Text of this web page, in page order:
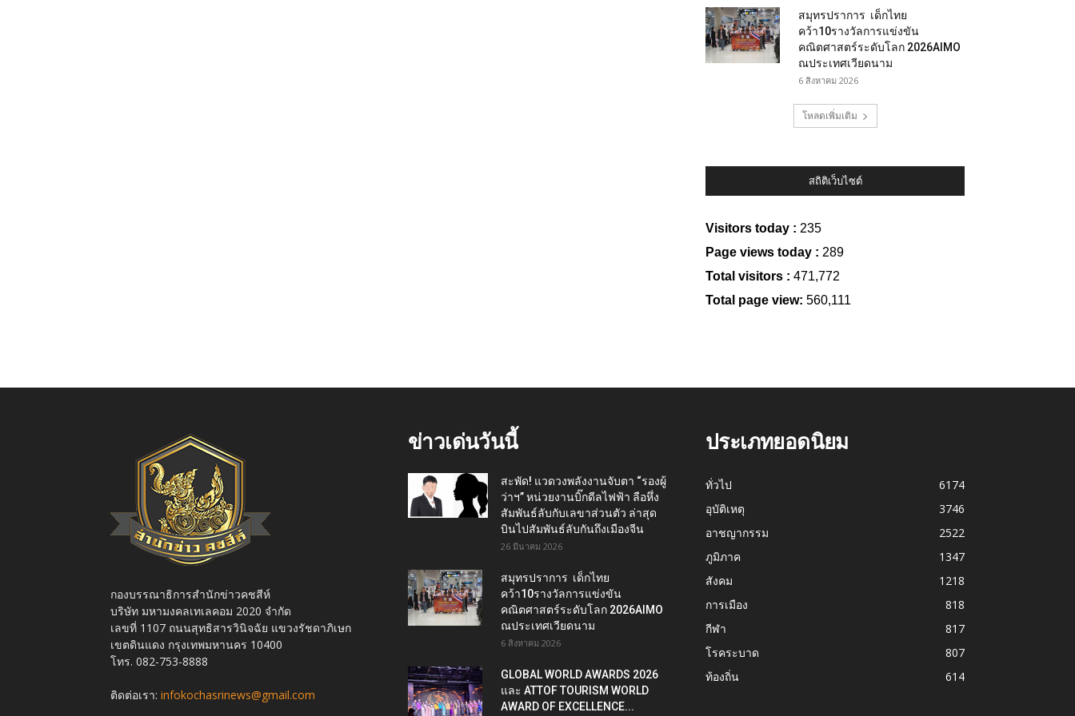
สมุทรปราการ เด็กไทย
คว้า10รางวัลการแข่งขัน
คณิตศาสตร์ระดับโลก 2026AIMO
ณประเทศเวียดนาม
6 สิงหาคม 2026
โหลดเพิ่มเติม
สถิติเว็บไซต์
Visitors today : 235
Page views today : 289
Total visitors : 471,772
Total page view: 560,111
กองบรรณาธิการสำนักข่าวคชสีห์
บริษัท มหามงคลเทเลคอม 2020 จำกัด
เลขที่ 1107 ถนนสุทธิสารวินิจฉัย แขวงรัชดาภิเษก
เขตดินแดง กรุงเทพมหานคร 10400
โทร. 082-753-8888
ติดต่อเรา: infokochasrinews@gmail.com
ข่าวเด่นวันนี้
สะพัด! แวดวงพลังงานจับตา “รองผู้
ว่าฯ” หน่วยงานบิ๊กดีลไฟฟ้า ลือหึ่ง
สัมพันธ์ลับกับเลขาส่วนตัว ล่าสุด
บินไปสัมพันธ์ลับกันถึงเมืองจีน
26 มีนาคม 2026
สมุทรปราการ เด็กไทย
คว้า10รางวัลการแข่งขัน
คณิตศาสตร์ระดับโลก 2026AIMO
ณประเทศเวียดนาม
6 สิงหาคม 2026
GLOBAL WORLD AWARDS 2026
และ ATTOF TOURISM WORLD
AWARD OF EXCELLENCE...
ประเภทยอดนิยม
ทั่วไป
6174
อุบัติเหตุ
3746
อาชญากรรม
2522
ภูมิภาค
1347
สังคม
1218
การเมือง
818
กีฬา
817
โรคระบาด
807
ท้องถิ่น
614